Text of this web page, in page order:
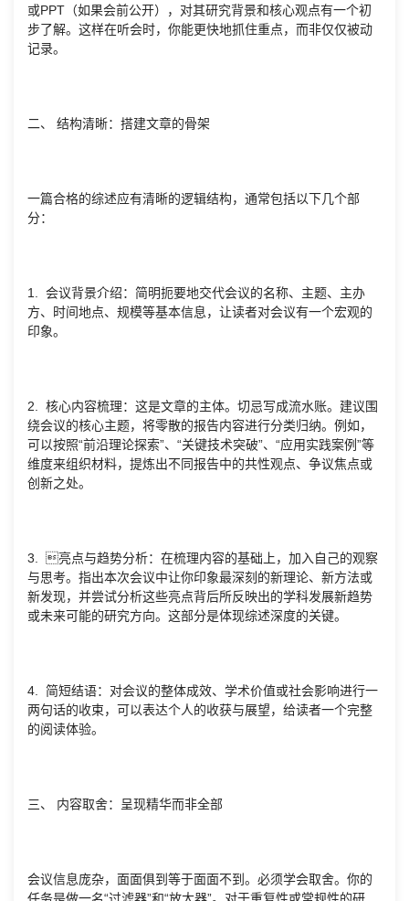
或PPT（如果会前公开），对其研究背景和核心观点有一个初
步了解。这样在听会时，你能更快地抓住重点，而非仅仅被动
记录。
二、 结构清晰：搭建文章的骨架
一篇合格的综述应有清晰的逻辑结构，通常包括以下几个部
分：
1. 会议背景介绍：简明扼要地交代会议的名称、主题、主办
方、时间地点、规模等基本信息，让读者对会议有一个宏观的
印象。
2. 核心内容梳理：这是文章的主体。切忌写成流水账。建议围
绕会议的核心主题，将零散的报告内容进行分类归纳。例如，
可以按照“前沿理论探索”、“关键技术突破”、“应用实践案例”等
维度来组织材料，提炼出不同报告中的共性观点、争议焦点或
创新之处。
3. 亮点与趋势分析：在梳理内容的基础上，加入自己的观察
与思考。指出本次会议中让你印象最深刻的新理论、新方法或
新发现，并尝试分析这些亮点背后所反映出的学科发展新趋势
或未来可能的研究方向。这部分是体现综述深度的关键。
4. 简短结语：对会议的整体成效、学术价值或社会影响进行一
两句话的收束，可以表达个人的收获与展望，给读者一个完整
的阅读体验。
三、 内容取舍：呈现精华而非全部
会议信息庞杂，面面俱到等于面面不到。必须学会取舍。你的